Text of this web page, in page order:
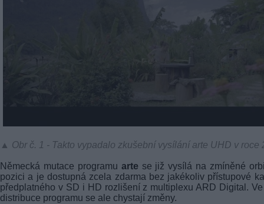
▲ Obr č. 1 - Takto vypadalo zkušební vysílání arte UHD v roce
Německá mutace programu arte se již vysílá na zmíněné
pozici a je dostupná zcela zdarma bez jakékoliv přístupové
předplatného v SD i HD rozlišení z multiplexu ARD Digital.
distribuce programu se ale chystají změny.